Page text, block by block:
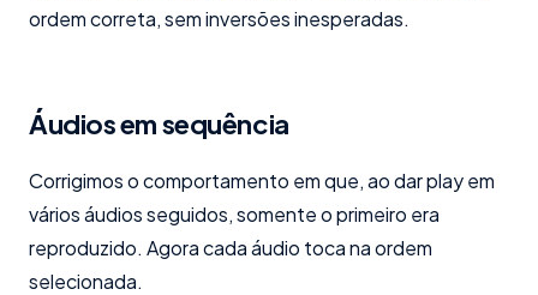
ordem correta, sem inversões inesperadas.
Áudios em sequência
Corrigimos o comportamento em que, ao dar play em
vários áudios seguidos, somente o primeiro era
reproduzido. Agora cada áudio toca na ordem
selecionada.